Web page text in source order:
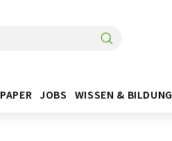
JOBS WISSEN & BILDUNG